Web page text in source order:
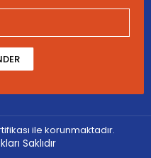
ile korunmaktadır.
Saklıdır